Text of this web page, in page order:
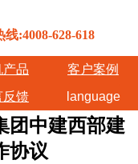
线:4008-628-618
产品
客户案例
反馈 language
团中建西部建
协议